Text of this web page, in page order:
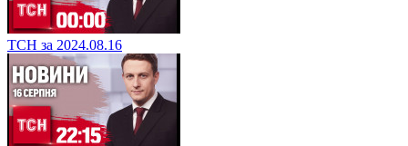
ТСН за 2024.08.16